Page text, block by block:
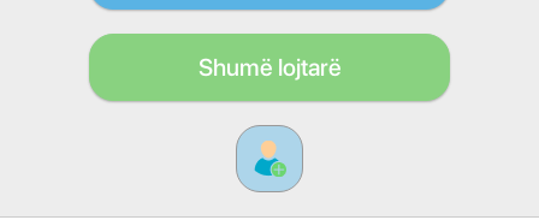
Shumë lojtarë